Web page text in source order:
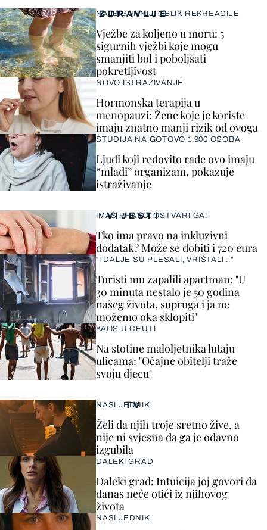
VIJESTI
IMAŠ PRAVO, OSTVARI GA!
Tko ima pravo na inkluzivni
dodatak? Može se dobiti i 720 eura
"I DALJE SU PLESALI, VRIŠTALI..."
Turisti mu zapalili apartman: "U
30 minuta nestalo je 50 godina
našeg života, supruga i ja ne
možemo oka sklopiti"
KAOS U CEUTI
Na stotine maloljetnika lutaju
ulicama: "Očajne obitelji traže
svoju djecu"
ZDRAVLJE
NAJSIGURNIJI OBLIK REKREACIJE
Vježbe za koljeno u moru: 5
sigurnih vježbi koje mogu
smanjiti bol i poboljšati
pokretljivost
NOVO ISTRAŽIVANJE
Hormonska terapija u
menopauzi: Žene koje je koriste
imaju znatno manji rizik od ovoga
STUDIJA NA GOTOVO 1.900 OSOBA
Ljudi koji redovito rade ovo imaju
“mlađi” organizam, pokazuje
istraživanje
TV
NASLJEDNIK
Želi da njih troje sretno žive, a
nije ni svjesna da ga je odavno
izgubila
DALEKI GRAD
Daleki grad: Intuicija joj govori da
danas neće otići iz njihovog
života
NASLJEDNIK